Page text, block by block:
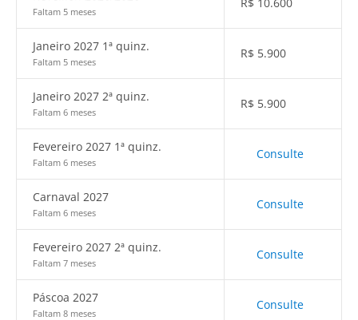
Faltam 5 meses
Janeiro 2027 1ª quinz.
Faltam 5 meses
R$ 5.900
Janeiro 2027 2ª quinz.
Faltam 6 meses
R$ 5.900
Fevereiro 2027 1ª quinz.
Faltam 6 meses
Consulte
Carnaval 2027
Faltam 6 meses
Consulte
Fevereiro 2027 2ª quinz.
Faltam 7 meses
Consulte
Páscoa 2027
Faltam 8 meses
Consulte